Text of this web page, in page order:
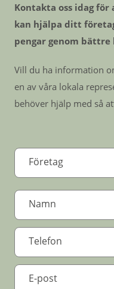
Kontakta oss idag
kan hjälpa ditt
pengar genom
Vill du ha information
en av våra lokala
behöver hjälp med så